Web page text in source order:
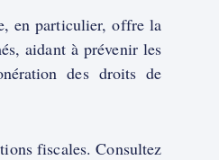
en particulier, offre la
aidant à prévenir les
des droits de
fiscales. Consultez